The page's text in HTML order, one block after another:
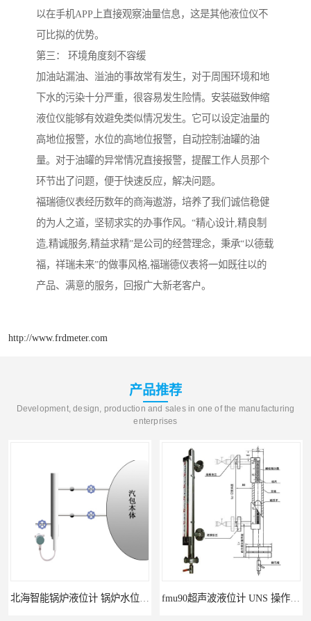
以在手机APP上直接观察油量信息，这是其他液位仪不
可比拟的优势。
第三： 环境角度刻不容缓
加油站漏油、溢油的事故常有发生，对于周围环境和地
下水的污染十分严重，很容易发生险情。安装磁致伸缩
液位仪能够有效避免类似情况发生。它可以设定油量的
高地位报警，水位的高地位报警，自动控制油罐的油
量。对于油罐的异常情况直接报警，提醒工作人员那个
环节出了问题，便于快速反应，解决问题。
福瑞德仪表经历数年的商海遨游，培养了我们诚信稳健
的为人之道，坚韧求实的办事作风。“精心设计,精良制
造,精诚服务,精益求精”是公司的经营理念，秉承“以德载
福，祥瑞未来”的做事风格,福瑞德仪表将一如既往以的
产品、满意的服务，回报广大新老客户。
http://www.frdmeter.com
产品推荐
Development, design, production and sales in one of the manufacturing
enterprises